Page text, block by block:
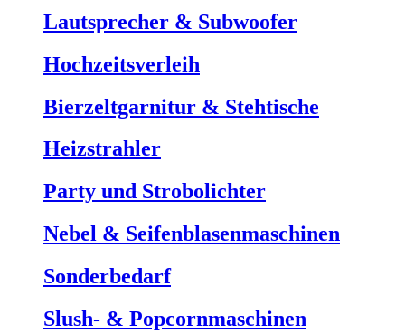
Lautsprecher & Subwoofer
Hochzeitsverleih
Bierzeltgarnitur & Stehtische
Heizstrahler
Party und Strobolichter
Nebel & Seifenblasenmaschinen
Sonderbedarf
Slush- & Popcornmaschinen